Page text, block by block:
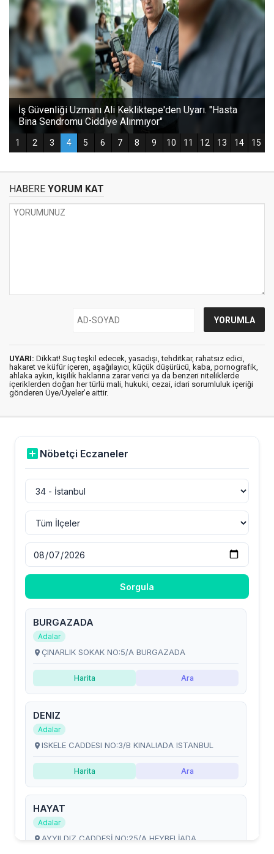
HABERE YORUM KAT
UYARI: Dikkat! Suç teşkil edecek, yasadışı, tehditkar, rahatsız edici,
hakaret ve küfür içeren, aşağılayıcı, küçük düşürücü, kaba, pornografik,
ahlaka aykırı, kişilik haklarına zarar verici ya da benzeri niteliklerde
içeriklerden doğan her türlü mali, hukuki, cezai, idari sorumluluk içeriği
gönderen Üye/Üyeler’e aittir.